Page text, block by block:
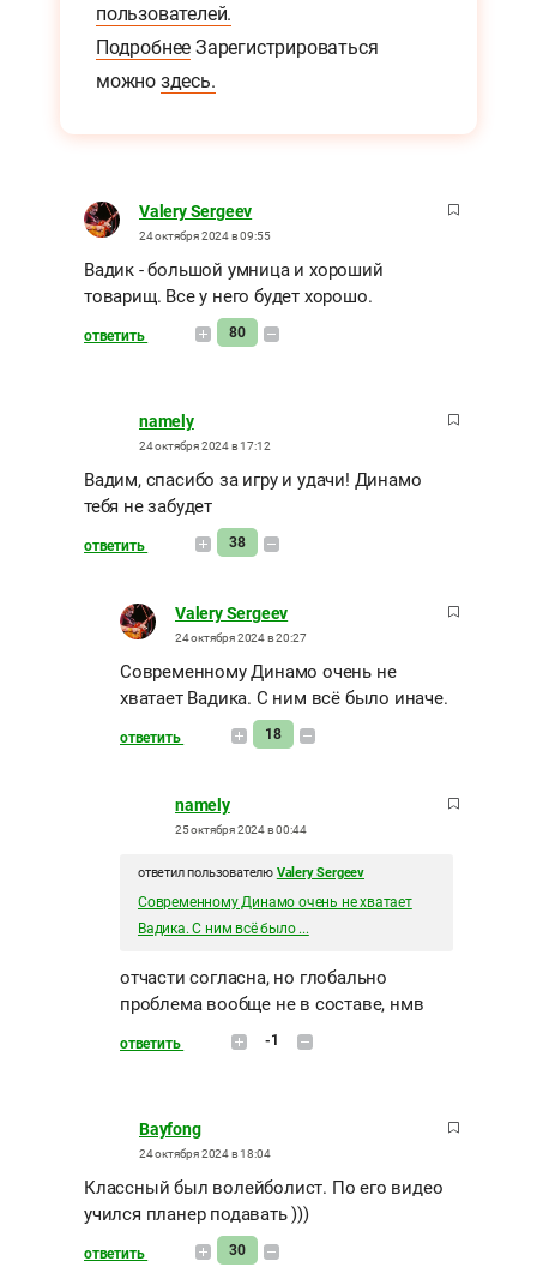
пользователей.
Подробнее Зарегистрироваться
можно здесь.
Valery Sergeev
24 октября 2024 в 09:55
Вадик - большой умница и хороший
товарищ. Все у него будет хорошо.
ответить 80
namely
24 октября 2024 в 17:12
Вадим, спасибо за игру и удачи! Динамо
тебя не забудет
ответить 38
Valery Sergeev
24 октября 2024 в 20:27
Современному Динамо очень не
хватает Вадика. С ним всё было иначе.
ответить 18
namely
25 октября 2024 в 00:44
ответил пользователю Valery Sergeev
Современному Динамо очень не хватает
Вадика. С ним всё было ...
отчасти согласна, но глобально
проблема вообще не в составе, нмв
ответить -1
Bayfong
24 октября 2024 в 18:04
Классный был волейболист. По его видео
учился планер подавать )))
ответить 30